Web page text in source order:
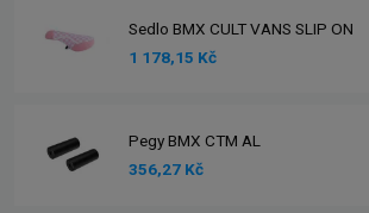
Sedlo BMX CULT VANS SLIP ON
1 178,15 Kč
Pegy BMX CTM AL
356,27 Kč